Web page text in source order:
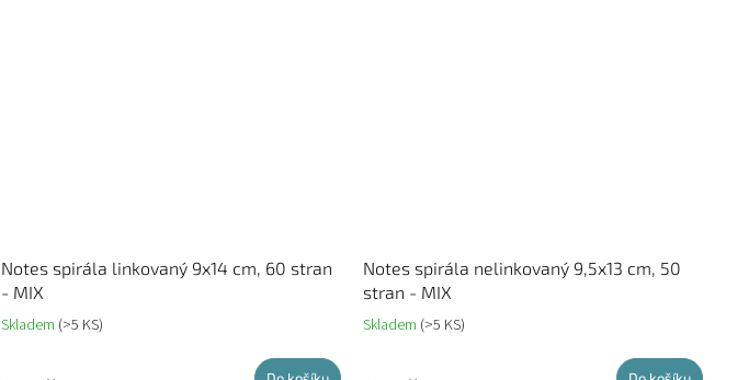
Notes spirála linkovaný 9x14 cm, 60 stran
- MIX
Skladem (>5 KS)
Notes spirála nelinkovaný 9,5x13 cm, 50
stran - MIX
Skladem (>5 KS)